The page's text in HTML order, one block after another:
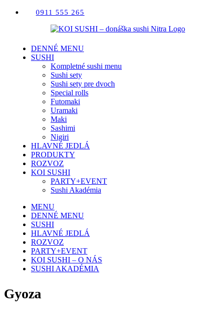
Skip
0911 555 265
DENNÉ MENU
SUSHI
Kompletné sushi menu
Sushi sety
Sushi sety pre dvoch
Special rolls
Futomaki
Uramaki
Maki
Sashimi
Nigiri
HLAVNÉ JEDLÁ
PRODUKTY
ROZVOZ
KOI SUSHI
PARTY+EVENT
Sushi Akadémia
MENU
DENNÉ MENU
SUSHI
HLAVNÉ JEDLÁ
ROZVOZ
PARTY+EVENT
KOI SUSHI – O NÁS
SUSHI AKADÉMIA
Gyoza